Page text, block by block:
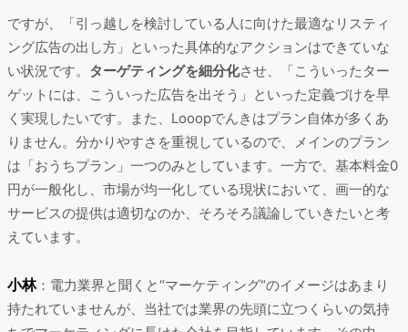
ですが、「引っ越しを検討している人に向けた最適なリスティ
ング広告の出し方」といった具体的なアクションはできていな
い状況です。 ターゲティングを細分化させ、「こういったター
ゲットには、こういった広告を出そう」といった定義づけを早
く実現したいです。また、Looopでんきはプラン自体が多くあ
りません。分かりやすさを重視しているので、メインのプラン
は「おうちプラン」一つのみとしています。一方で、基本料金0
円が一般化し、市場が均一化している現状において、画一的な
サービスの提供は適切なのか、そろそろ議論していきたいと考
えています。
小林：電力業界と聞くと“マーケティング“のイメージはあまり
持たれていませんが、当社では業界の先頭に立つくらいの気持